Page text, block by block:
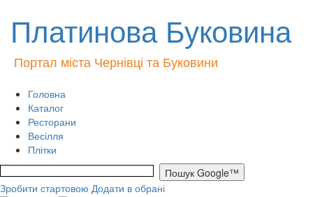
Платинова Буковина
Портал міста Чернівці та Буковини
Головна
Каталог
Ресторани
Весілля
Плітки
Зробити стартовою Додати в обрані